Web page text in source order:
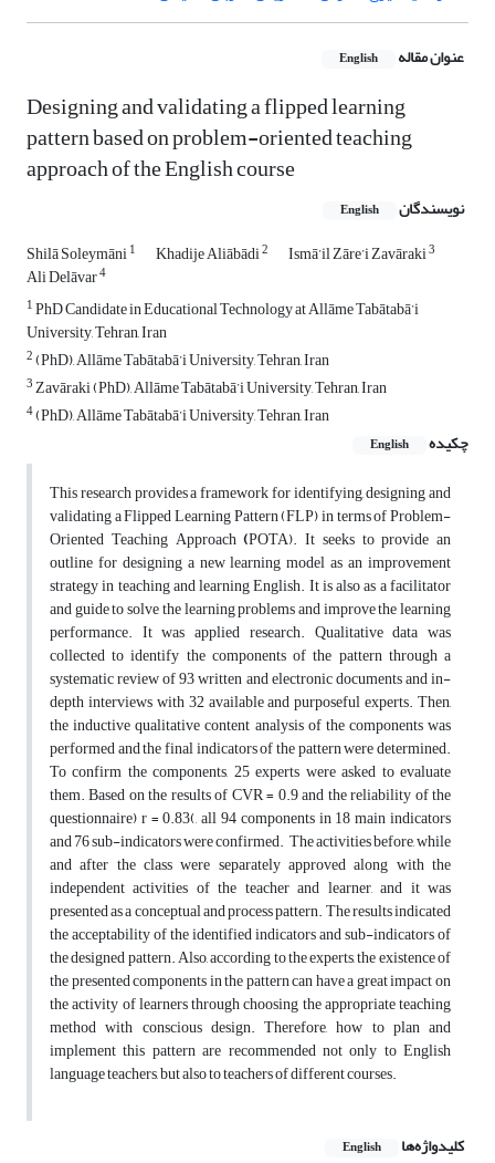
عنوان مقاله English
Designing and validating a flipped learning
pattern based on problem-oriented teaching
approach of the English course
نویسندگان English
Shilā Soleymāni1 Khadije Aliābādi2 Ismā’il Zāre’i Zavāraki3
Ali Delāvar4
1PhD Candidate in Educational Technology at Allāme Tabātabā’i
University, Tehran, Iran
2(PhD), Allāme Tabātabā’i University, Tehran, Iran
3Zavāraki (PhD), Allāme Tabātabā’i University, Tehran, Iran
4(PhD), Allāme Tabātabā’i University, Tehran, Iran
چکیده
English
This research provides a framework for identifying, designing and
validating a Flipped Learning Pattern (FLP) in terms of Problem-
Oriented Teaching Approach (POTA). It seeks to provide an
outline for designing a new learning model as an improvement
strategy in teaching and learning English. It is also as a facilitator
and guide to solve the learning problems and improve the learning
performance. It was applied research. Qualitative data was
collected to identify the components of the pattern through a
systematic review of 93 written and electronic documents and in-
depth interviews with 32 available and purposeful experts. Then,
the inductive qualitative content analysis of the components was
performed and the final indicators of the pattern were determined.
To confirm the components, 25 experts were asked to evaluate
them. Based on the results of CVR = 0.9 and the reliability of the
questionnaire) r = 0.83(, all 94 components in 18 main indicators
and 76 sub-indicators were confirmed. The activities before, while
and after the class were separately approved along with the
independent activities of the teacher and learner, and it was
presented as a conceptual and process pattern. The results indicated
the acceptability of the identified indicators and sub-indicators of
the designed pattern. Also, according to the experts, the existence of
the presented components in the pattern can have a great impact on
the activity of learners through choosing the appropriate teaching
method with conscious design. Therefore, how to plan and
implement this pattern are recommended not only to English
language teachers, but also to teachers of different courses.
کلیدواژه‌ها English